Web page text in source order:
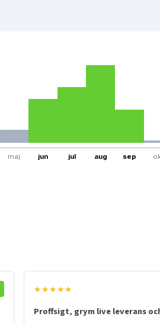
maj jun jul aug sep
★★★★★
Proffsigt, grym live leverans